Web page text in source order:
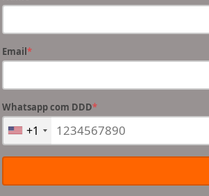
Email*
Whatsapp com DDD*
+1